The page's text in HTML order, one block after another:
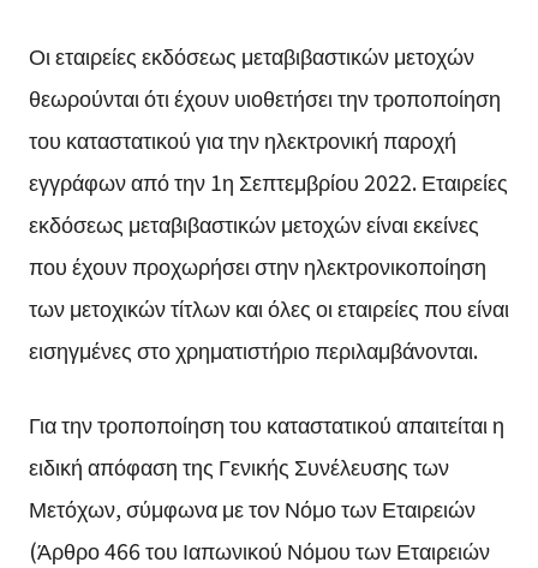
Οι εταιρείες εκδόσεως μεταβιβαστικών μετοχών
θεωρούνται ότι έχουν υιοθετήσει την τροποποίηση
του καταστατικού για την ηλεκτρονική παροχή
εγγράφων από την 1η Σεπτεμβρίου 2022. Εταιρείες
εκδόσεως μεταβιβαστικών μετοχών είναι εκείνες
που έχουν προχωρήσει στην ηλεκτρονικοποίηση
των μετοχικών τίτλων και όλες οι εταιρείες που είναι
εισηγμένες στο χρηματιστήριο περιλαμβάνονται.
Για την τροποποίηση του καταστατικού απαιτείται η
ειδική απόφαση της Γενικής Συνέλευσης των
Μετόχων, σύμφωνα με τον Νόμο των Εταιρειών
(Άρθρο 466 του Ιαπωνικού Νόμου των Εταιρειών